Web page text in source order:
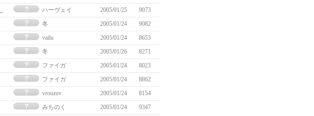
ハーヴェイ 2005/01/25
9073
冬 2005/01/24
9082
vailu 2005/01/24
8653
冬 2005/01/26
8271
ファイガ 2005/01/24
8023
ファイガ 2005/01/24
8862
vrouzuv 2005/01/24
8154
みちのく 2005/01/24
9347